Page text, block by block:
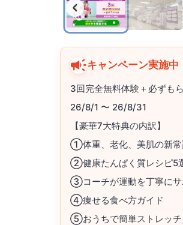
キャンペーン実施中
3回完全無料体験＋必ずも
26/8/1 〜 26/8/31
【豪華7大特典の内訳】
①体重、老化、美肌の新
②健康たんぱく質レシピ5
③コーチが運動を丁寧にサ
④痩せる食べ方ガイド
⑤おうちで簡単ストレッチ